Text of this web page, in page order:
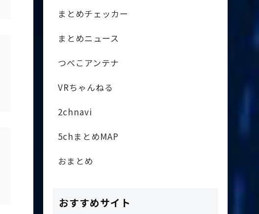
まとめチェッカー
まとめニュース
つべこアンテナ
VRちゃんねる
2chnavi
5chまとめMAP
おまとめ
おすすめサイト